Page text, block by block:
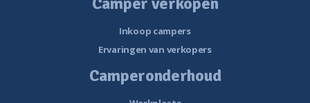
Inkoop campers
Ervaringen van verkopers
Camperonderhoud